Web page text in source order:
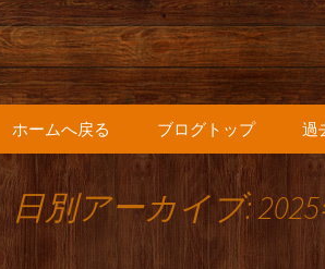
コンテンツへ移動
ホームへ戻る ブログトップ 過
日別アーカイブ: